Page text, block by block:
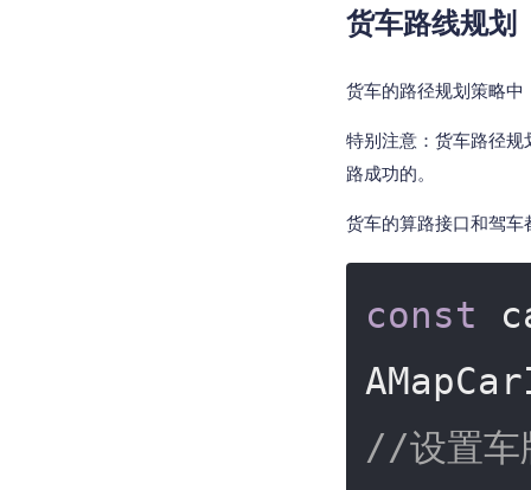
货车路线规划
货车的路径规划策略
特别注意：货车路径
路成功的。
货车的算路接口和驾
const
//设置车